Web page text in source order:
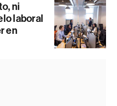
ni
laboral
en